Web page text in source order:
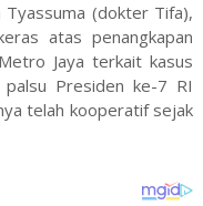
Tyassuma (dokter Tifa),
atas penangkapan
Jaya terkait kasus
palsu Presiden ke-7 RI
telah kooperatif sejak